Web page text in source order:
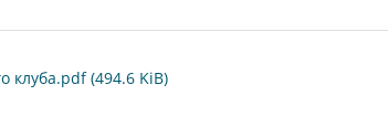
клуба.pdf (494.6 KiB)